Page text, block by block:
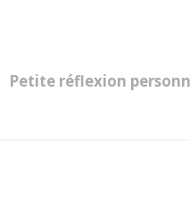
Petite réflexion